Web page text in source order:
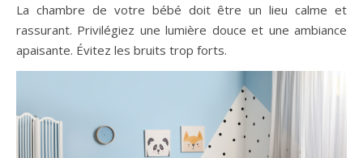
La chambre de votre bébé doit être un lieu calme et
rassurant. Privilégiez une lumière douce et une ambiance
apaisante. Évitez les bruits trop forts.